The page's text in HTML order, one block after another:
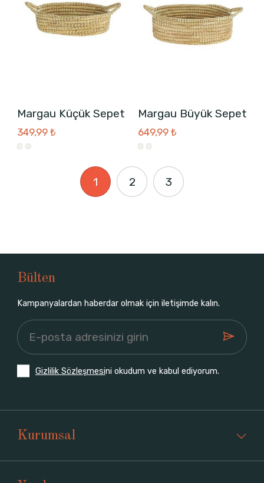
Margau Küçük Sepet
349,99 ₺
Margau Büyük Sepet
649,99 ₺
1 2 3
Bülten
Kampanyalardan haberdar olmak için iletişimde kalın.
Gizlilik Sözleşmesini okudum ve kabul ediyorum.
Kurumsal